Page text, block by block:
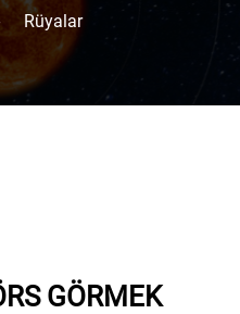
Rüyalar
GÖRMEK